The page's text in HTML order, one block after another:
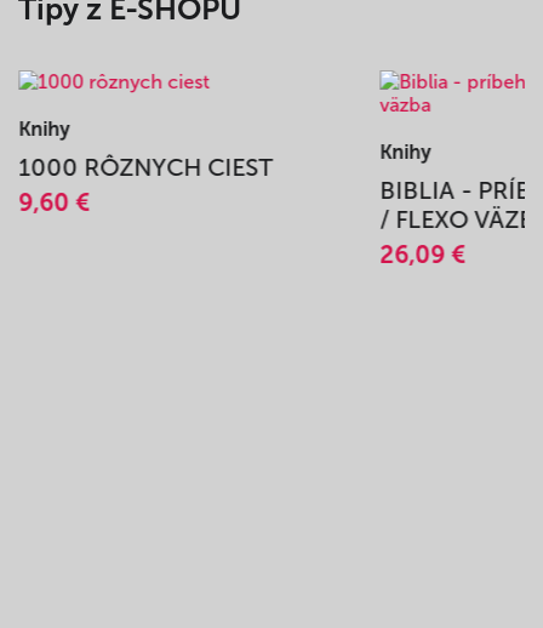
Tipy z E-SHOPU
Knihy
1000 RÔZNYCH CIEST
9,60 €
Knihy
BIBLIA -
/ FLEXO
26,09 €